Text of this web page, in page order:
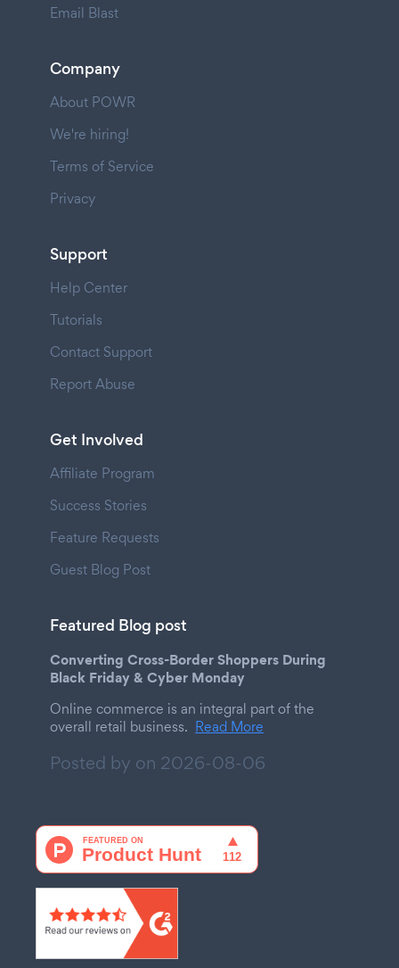
Email Blast
Company
About POWR
We're hiring!
Terms of Service
Privacy
Support
Help Center
Tutorials
Contact Support
Report Abuse
Get Involved
Affiliate Program
Success Stories
Feature Requests
Guest Blog Post
Featured Blog post
Converting Cross-Border Shoppers During
Black Friday & Cyber Monday
Online commerce is an integral part of the
overall retail business. Read More
Posted by on 2026-08-06